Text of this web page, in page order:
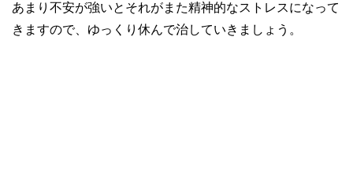
あまり不安が強いとそれがまた精神的なストレスになって
きますので、ゆっくり休んで治していきましょう。